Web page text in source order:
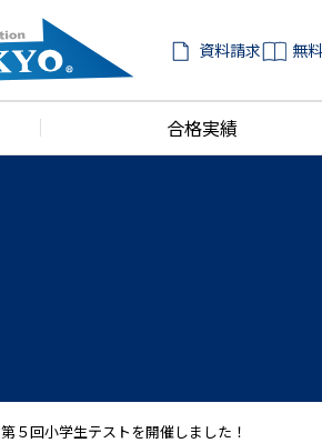
資料請求 無
合格実績
第５回小学生テストを開催しました！